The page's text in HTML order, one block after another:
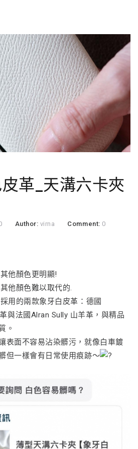
革_天溝六卡夾
Author: virna Comment: 0
他顏色更明顯!
他顏色難以取代的.
用的兩款象牙白皮革：德國
與法國Alran Sully 山羊革，與精品
。
表面不容易沾染髒污，就像白車鍍
但一樣會有日常使用痕跡～